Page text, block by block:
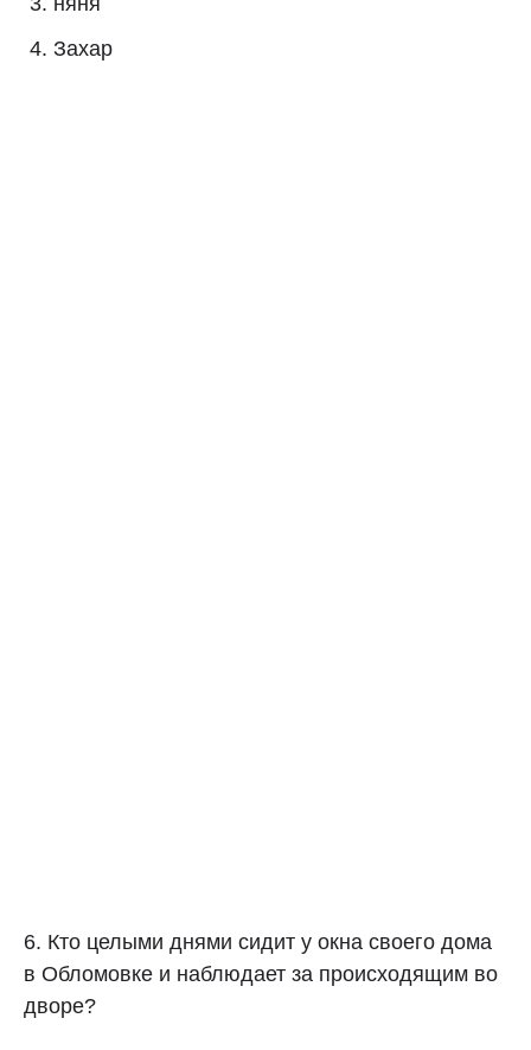
Захар
6. Кто целыми днями сидит у окна своего дома
в Обломовке и наблюдает за происходящим во
дворе?